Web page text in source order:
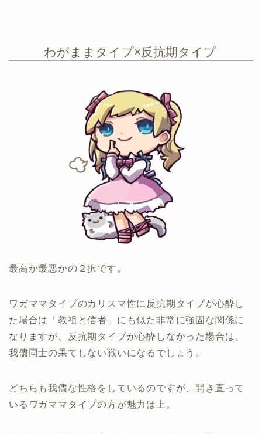
わがままタイプ×反抗期タイプ
最高か最悪かの２択です。
ワガママタイプのカリスマ性に反抗期タイプが心酔し
た場合は「教祖と信者」にも似た非常に強固な関係に
なりますが、反抗期タイプが心酔しなかった場合は、
我儘同士の果てしない戦いになるでしょう。
どちらも我儘な性格をしているのですが、開き直って
いるワガママタイプの方が魅力は上。